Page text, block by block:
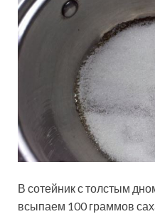
В сотейник с толстым
всыпаем 100 граммов